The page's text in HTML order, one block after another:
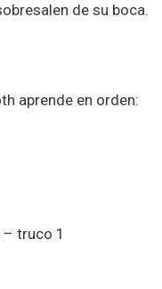
de su boca.
aprende en orden:
truco 1